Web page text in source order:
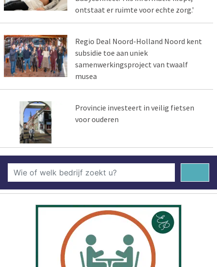
ontstaat er ruimte voor echte zorg.'
Regio Deal Noord-Holland Noord kent
subsidie toe aan uniek
samenwerkingsproject van twaalf
musea
Provincie investeert in veilig fietsen
voor ouderen